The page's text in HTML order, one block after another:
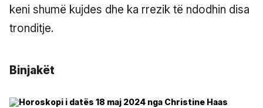
keni shumë kujdes dhe ka rrezik të ndodhin disa
tronditje.
Binjakët